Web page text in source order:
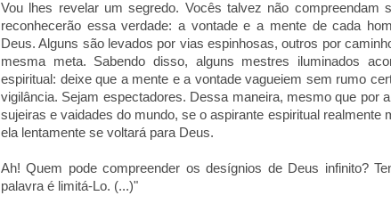
Vou lhes revelar um segredo. Vocês talvez não compreendam
reconhecerão essa verdade: a vontade e a mente de cada
Deus. Alguns são levados por vias espinhosas, outros por
mesma meta. Sabendo disso, alguns mestres iluminados
espiritual: deixe que a mente e a vontade vagueiem sem rumo
vigilância. Sejam espectadores. Dessa maneira, mesmo que por
sujeiras e vaidades do mundo, se o aspirante espiritual realmente
ela lentamente se voltará para Deus.
Ah! Quem pode compreender os desígnios de Deus infinito?
palavra é limitá-Lo. (...)"